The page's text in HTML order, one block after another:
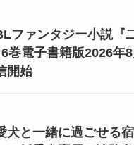
ファンタジー小説『
巻電子書籍版2026年8
開始
犬と一緒に過ごせる